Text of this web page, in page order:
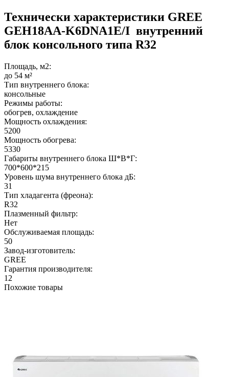
Технически характеристики GREE
GEH18AA-K6DNA1E/I внутренний
блок консольного типа R32
Площадь, м2:
до 54 м²
Тип внутреннего блока:
консольные
Режимы работы:
обогрев, охлаждение
Мощность охлаждения:
5200
Мощность обогрева:
5330
Габариты внутреннего блока Ш*В*Г:
700*600*215
Уровень шума внутреннего блока дБ:
31
Тип хладагента (фреона):
R32
Плазменный фильтр:
Нет
Обслуживаемая площадь:
50
Завод-изготовитель:
GREE
Гарантия производителя:
12
Похожие товары